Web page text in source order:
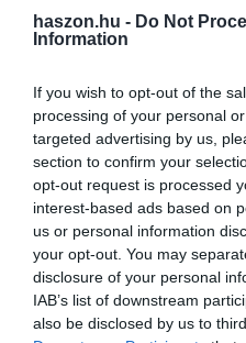
haszon.hu - Do Not
Information
If you wish to opt-out of the
processing of your personal
targeted advertising by us,
section to confirm your
opt-out request is processed
interest-based ads based on
us or personal information
your opt-out. You may
disclosure of your personal
IAB’s list of downstream
also be disclosed by us to
Harmaduk tervei szerint
belül.
Ugyanakkor a Kiwi.com
látszik, hogy a magyar
cseh, szlovák, román,
terveztek külföldre utazni.
Olvasd el ezt is!